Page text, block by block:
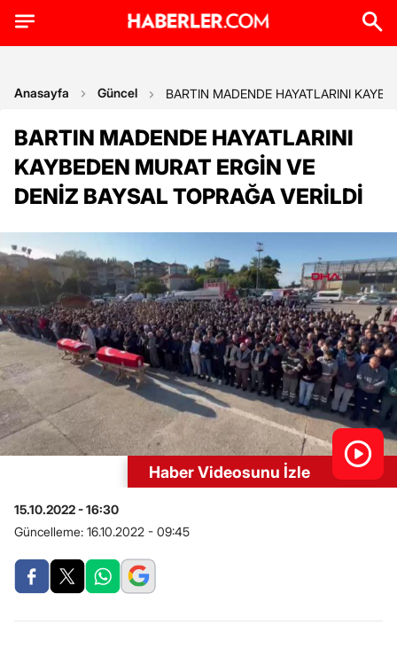
Anasayfa Güncel BARTIN MADENDE HAYATLARINI
BARTIN MADENDE HAYATLARINI
KAYBEDEN MURAT ERGİN VE
DENİZ BAYSAL TOPRAĞA VERİLDİ
Haber Videosunu İzle
15.10.2022 - 16:30
Güncelleme: 16.10.2022 - 09:45